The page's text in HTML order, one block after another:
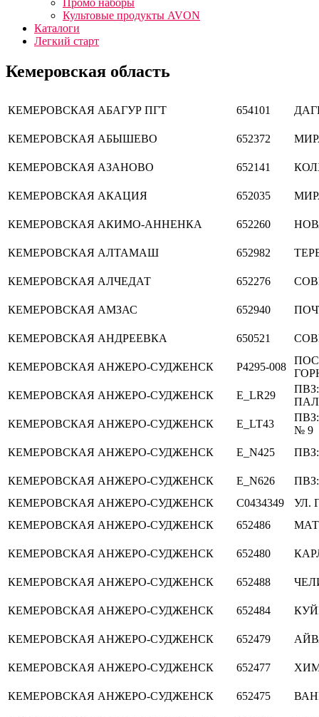
Промо наборы
Культовые продукты AVON
Каталоги
Легкий старт
Кемеровская область
КЕМЕРОВСКАЯ АБАГУР ПГТ 654101
КЕМЕРОВСКАЯ АБЫШЕВО 652372
КЕМЕРОВСКАЯ АЗАНОВО 652141
КЕМЕРОВСКАЯ АКАЦИЯ 652035
КЕМЕРОВСКАЯ АКИМО-АННЕНКА 652260
КЕМЕРОВСКАЯ АЛТАМАШ 652982
КЕМЕРОВСКАЯ АЛЧЕДАТ 652276
КЕМЕРОВСКАЯ АМЗАС 652940
КЕМЕРОВСКАЯ АНДРЕЕВКА 650521
КЕМЕРОВСКАЯ АНЖЕРО-СУДЖЕНСК P4295-008
КЕМЕРОВСКАЯ АНЖЕРО-СУДЖЕНСК E_LR29
КЕМЕРОВСКАЯ АНЖЕРО-СУДЖЕНСК E_LT43
№ 9
КЕМЕРОВСКАЯ АНЖЕРО-СУДЖЕНСК E_N425
КЕМЕРОВСКАЯ АНЖЕРО-СУДЖЕНСК E_N626
КЕМЕРОВСКАЯ АНЖЕРО-СУДЖЕНСК C0434349
УЛ.
КЕМЕРОВСКАЯ АНЖЕРО-СУДЖЕНСК 652486
КЕМЕРОВСКАЯ АНЖЕРО-СУДЖЕНСК 652480
КЕМЕРОВСКАЯ АНЖЕРО-СУДЖЕНСК 652488
КЕМЕРОВСКАЯ АНЖЕРО-СУДЖЕНСК 652484
КЕМЕРОВСКАЯ АНЖЕРО-СУДЖЕНСК 652479
КЕМЕРОВСКАЯ АНЖЕРО-СУДЖЕНСК 652477
КЕМЕРОВСКАЯ АНЖЕРО-СУДЖЕНСК 652475